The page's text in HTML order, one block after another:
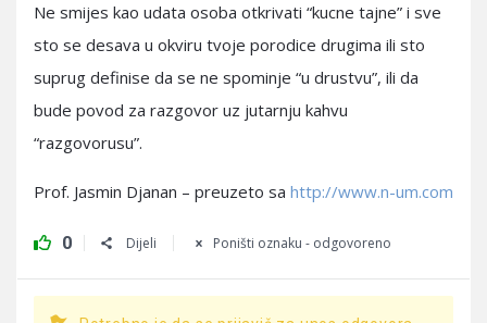
Ne smijes kao udata osoba otkrivati “kucne tajne” i sve
sto se desava u okviru tvoje porodice drugima ili sto
suprug definise da se ne spominje “u drustvu”, ili da
bude povod za razgovor uz jutarnju kahvu
“razgovorusu”.
Prof. Jasmin Djanan – preuzeto sa http://www.n-um.com
0 Dijeli Poništi oznaku - odgovoreno